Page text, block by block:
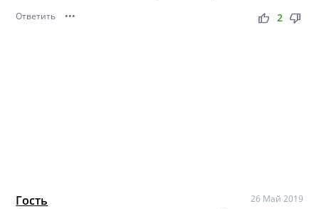
Ответить ••• thumb_up thumb_down
2
Гость 26 Май 2019